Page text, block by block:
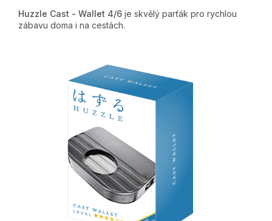
Huzzle Cast - Wallet 4/6 je skvělý parťák pro rychlou
zábavu doma i na cestách.